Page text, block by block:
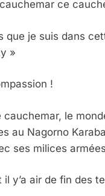
ce
que je suis dans
»
!
cauchemar, le
au Nagorno
ses milices
il y’a air de fin des